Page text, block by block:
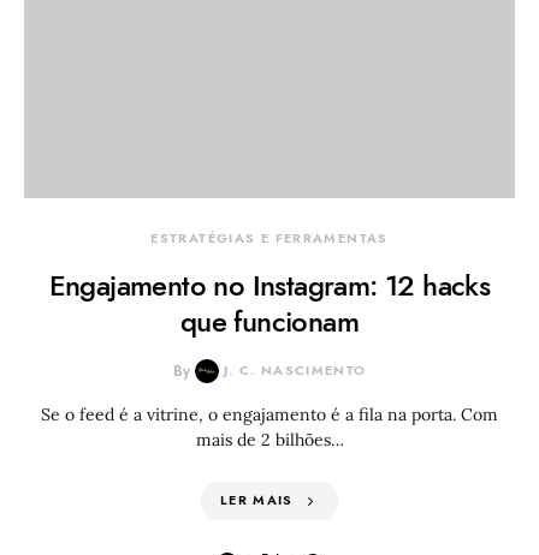
ESTRATÉGIAS E FERRAMENTAS
Engajamento no Instagram: 12 hacks
que funcionam
By J. C. NASCIMENTO
Se o feed é a vitrine, o engajamento é a fila na porta. Com
mais de 2 bilhões…
LER MAIS